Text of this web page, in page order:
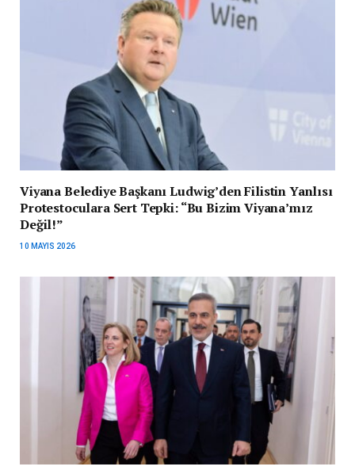
Viyana Belediye Başkanı Ludwig’den Filistin Yanlısı
Protestoculara Sert Tepki: “Bu Bizim Viyana’mız
Değil!”
10 MAYIS 2026